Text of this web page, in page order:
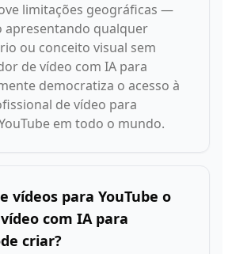
limitações geográficas —
apresentando qualquer
ou conceito visual sem
de vídeo com IA para
democratiza o acesso à
de vídeo para
em todo o mundo.
vídeos para YouTube o
com IA para
criar?